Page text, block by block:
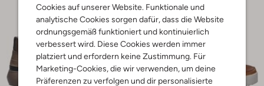
Cookies auf unserer Website. Funktionale und
analytische Cookies sorgen dafür, dass die Website
ordnungsgemäß funktioniert und kontinuierlich
verbessert wird. Diese Cookies werden immer
platziert und erfordern keine Zustimmung. Für
Marketing-Cookies, die wir verwenden, um deine
Präferenzen zu verfolgen und dir personalisierte